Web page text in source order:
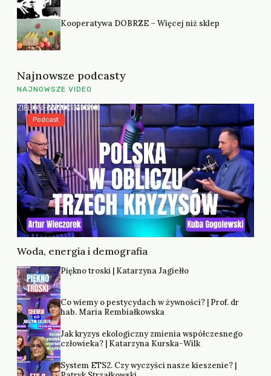
Kooperatywa DOBRZE – Więcej niż sklep
Najnowsze podcasty
NAJNOWSZE VIDEO
Woda, energia i demografia
Podcast
Piękno troski | Katarzyna Jagiełło
Co wiemy o pestycydach w żywności? | Prof. dr
hab. Maria Rembiałkowska
Jak kryzys ekologiczny zmienia współczesnego
człowieka? | Katarzyna Kurska-Wilk
System ETS2. Czy wyczyści nasze kieszenie? |